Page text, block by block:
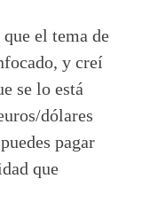
el tema de
y creí
se lo está
dólares
pagar
que